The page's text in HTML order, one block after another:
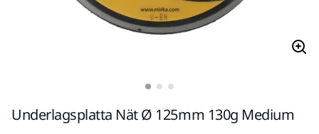
Underlagsplatta Nät Ø 125mm 130g Medium